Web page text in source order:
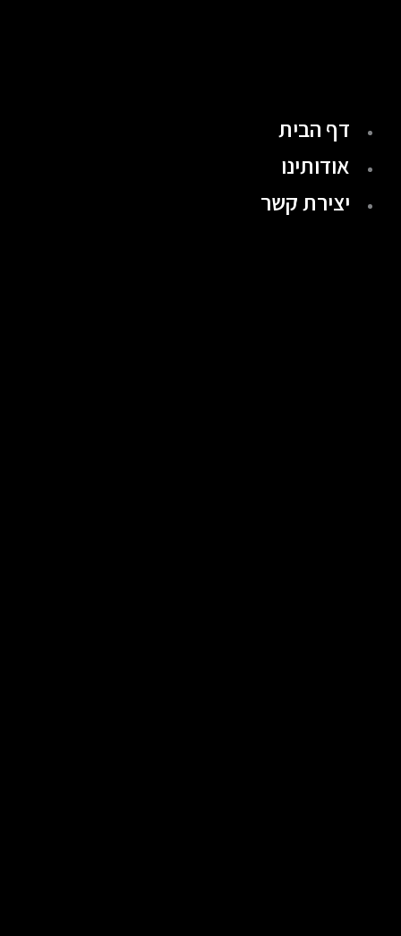
דף הבית
אודותינו
יצירת קשר